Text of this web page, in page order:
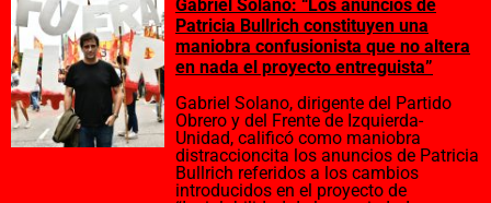
Gabriel Solano: “Los anuncios de
Patricia Bullrich constituyen una
maniobra confusionista que no altera
en nada el proyecto entreguista”
Gabriel Solano, dirigente del Partido
Obrero y del Frente de Izquierda-
Unidad, calificó como maniobra
distraccioncita los anuncios de Patricia
Bullrich referidos a los cambios
introducidos en el proyecto de